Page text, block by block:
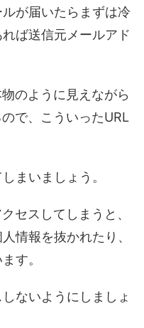
が届いたらまずは冷
ば送信元メールアド
のように見えながら
で、こういったURL
まいましょう。
セスしてしまうと、
情報を抜かれたり、
す。
ないようにしましょ